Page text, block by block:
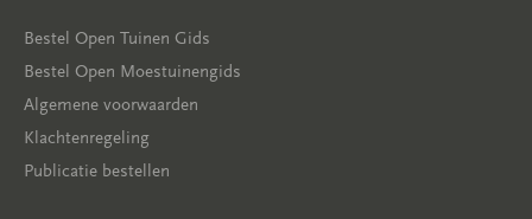
Bestel Open Tuinen Gids
Bestel Open Moestuinengids
Algemene voorwaarden
Klachtenregeling
Publicatie bestellen